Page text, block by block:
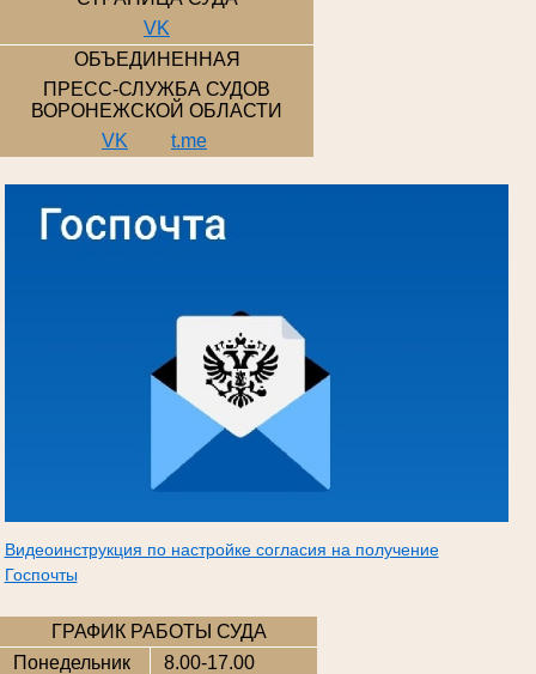
VK
ОБЪЕДИНЕННАЯ
ПРЕСС-СЛУЖБА СУДОВ
ВОРОНЕЖСКОЙ ОБЛАСТИ
VK
t.me
Видеоинструкция по настройке согласия на получение
Госпочты
ГРАФИК РАБОТЫ СУДА
Понедельник
8.00-17.00